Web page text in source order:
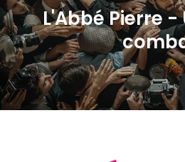
L'Abbé Pierre -